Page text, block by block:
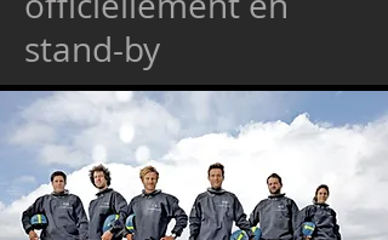
stand-by